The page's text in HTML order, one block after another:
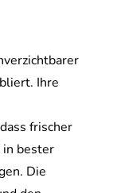
Ihre
frischer
in bester
Die